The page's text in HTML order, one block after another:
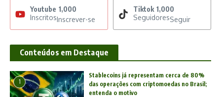
Youtube 1,000
InscritosInscrever-se
Tiktok 1,000
SeguidoresSeguir
Conteúdos em Destaque
1
Stablecoins já representam cerca de 80%
das operações com criptomoedas no Brasil;
entenda o motivo